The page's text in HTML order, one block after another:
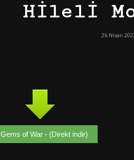
Hileli
26 Nisan
Gems of War - (Direkt indir)